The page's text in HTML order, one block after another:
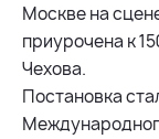
Москве на
приурочена к
Чехова.
Постановка